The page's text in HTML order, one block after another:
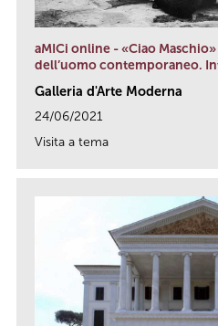
aMICi online - «Ciao
dell’uomo contemporaneo.
Galleria d'Arte Moderna
24/06/2021
Visita a tema